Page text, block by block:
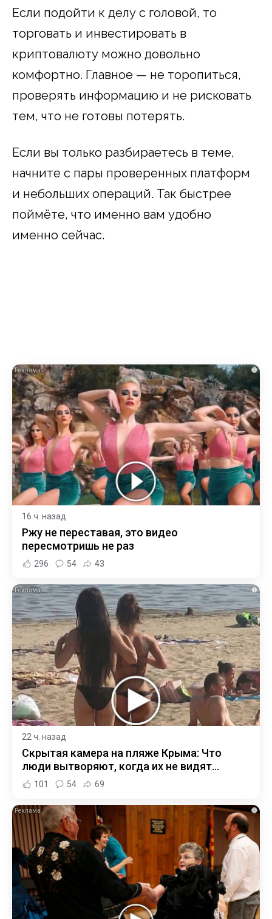
Если подойти к делу с головой, то
торговать и инвестировать в
криптовалюту можно довольно
комфортно. Главное — не торопиться,
проверять информацию и не рисковать
тем, что не готовы потерять.
Если вы только разбираетесь в теме,
начните с пары проверенных платформ
и небольших операций. Так быстрее
поймёте, что именно вам удобно
именно сейчас.
i
16 ч. назад
Ржу не переставая, это видео
пересмотришь не раз
296 54 43
i
22 ч. назад
Скрытая камера на пляже Крыма: Что
люди вытворяют, когда их не видят...
101 54 69
i